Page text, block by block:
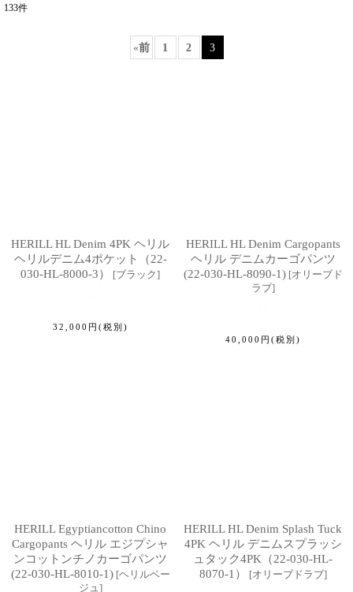
133件
«前 1 2 3
HERILL HL Denim 4PK ヘリル
ヘリルデニム4ポケット（22-
030-HL-8000-3）
[ブラック]
32,000 円 (税別)
HERILL HL Denim Cargopants
ヘリル デニムカーゴパンツ
(22-030-HL-8090-1) [オリーブド
ラブ]
40,000 円 (税別)
HERILL Egyptiancotton Chino
Cargopants ヘリル エジプシャ
ンコットンチノカーゴパンツ
(22-030-HL-8010-1) [ヘリルベー
ジュ]
HERILL HL Denim Splash Tuck
4PK ヘリル デニムスプラッシ
ュタック4PK（22-030-HL-
8070-1）
[オリーブドラブ]